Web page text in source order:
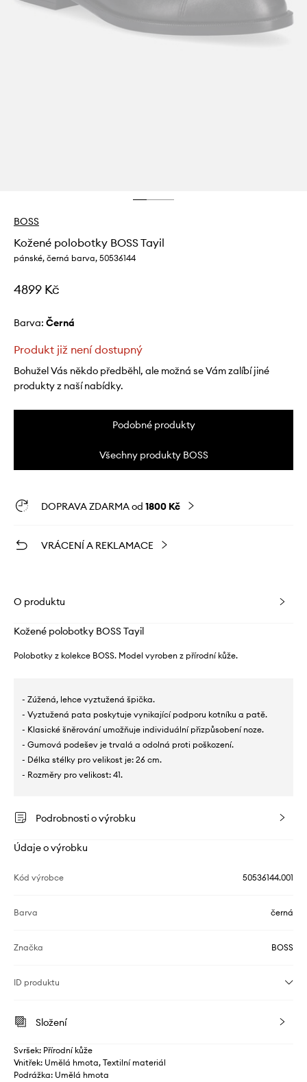
BOSS
Kožené polobotky BOSS Tayil
pánské, černá barva, 50536144
4899 Kč
Barva: černá
Produkt již není dostupný
Bohužel Vás někdo předběhl, ale možná se Vám zalíbí jiné
produkty z naší nabídky.
Podobné produkty
Všechny produkty BOSS
DOPRAVA ZDARMA od 1800 Kč
VRÁCENÍ A REKLAMACE
O produktu
Kožené polobotky BOSS Tayil
Polobotky z kolekce BOSS. Model vyroben z přírodní kůže.
- Zúžená, lehce vyztužená špička.
- Vyztužená pata poskytuje vynikající podporu kotníku a patě.
- Klasické šněrování umožňuje individuální přizpůsobení noze.
- Gumová podešev je trvalá a odolná proti poškození.
- Délka stélky pro velikost je: 26 cm.
- Rozměry pro velikost: 41.
Podrobnosti o výrobku
Údaje o výrobku
Kód výrobce 50536144.001
Barva černá
Značka BOSS
ID produktu
Složení
Svršek: Přírodní kůže
Vnitřek: Umělá hmota, Textilní materiál
Podrážka: Umělá hmota